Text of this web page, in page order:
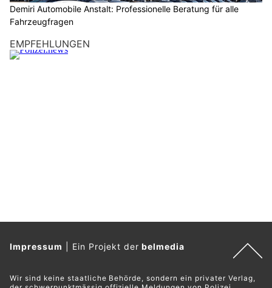
Demiri Automobile Anstalt: Professionelle Beratung für alle
Fahrzeugfragen
EMPFEHLUNGEN
Impressum Ein Projekt derbelmedia
Wir sind keine staatliche Behörde, sondern ein privater Verlag,